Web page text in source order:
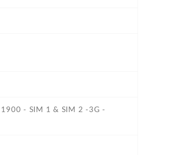
- SIM 1 & SIM 2 -3G -